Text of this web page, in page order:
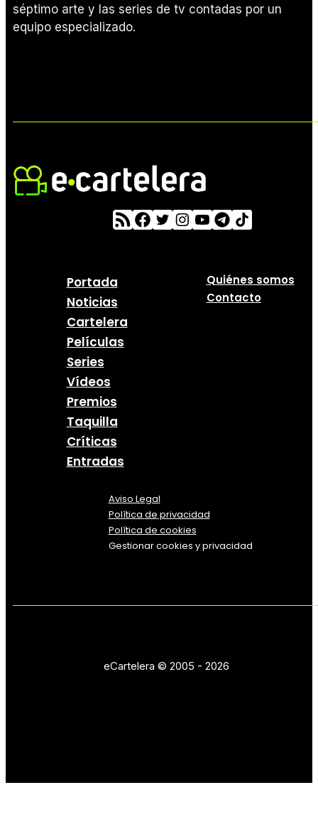
séptimo arte y las series de tv contadas por un
equipo especializado.
Portada
Noticias
Cartelera
Películas
Series
Vídeos
Premios
Taquilla
Críticas
Entradas
Quiénes somos
Contacto
Aviso Legal
Política de privacidad
Política de cookies
Gestionar cookies y privacidad
eCartelera © 2005 - 2026